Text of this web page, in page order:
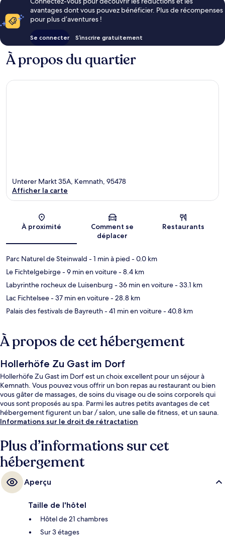
avantages dont vous pouvez bénéficier. Plus de récompenses
pour plus d’aventures !
Se connecter S’inscrire gratuitement
À propos du quartier
Carte
Unterer Markt 35A, Kemnath, 95478
Afficher la carte
À proximité
Comment se
déplacer
Restaurants
Parc Naturel de Steinwald - 1 min à pied - 0.0 km
Le Fichtelgebirge- 9 min en voiture- 8.4 km
Labyrinthe rocheux de Luisenburg - 36 min en voiture- 33.1 km
Lac Fichtelsee- 37 min en voiture- 28.8 km
Palais des festivals de Bayreuth- 41 min en voiture- 40.8 km
À propos de cet hébergement
Hollerhöfe Zu Gast im Dorf
Hollerhöfe Zu Gast im Dorf est un choix excellent pour un séjour à
Kemnath. Vous pouvez vous offrir un bon repas au restaurant ou bien
vous gâter de massages, de soins du visage ou de soins corporels qui
vous sont proposés au spa. Parmi les autres petits avantages de cet
hébergement figurent un bar / salon, une salle de fitness, et un sauna.
Informations sur le droit de rétractation
Plus d’informations sur cet
hébergement
Aperçu
Taille de l'hôtel
Hôtel de 21 chambres
Sur 3 étages